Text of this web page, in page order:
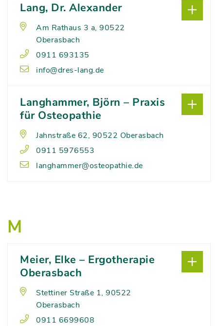
Lang, Dr. Alexander
Am Rathaus 3 a, 90522
Oberasbach
0911 693135
info@dres-lang.de
Langhammer, Björn – Praxis
für Osteopathie
Jahnstraße 62, 90522 Oberasbach
0911 5976553
langhammer@osteopathie.de
M
Meier, Elke – Ergotherapie
Oberasbach
Stettiner Straße 1, 90522
Oberasbach
0911 6699608